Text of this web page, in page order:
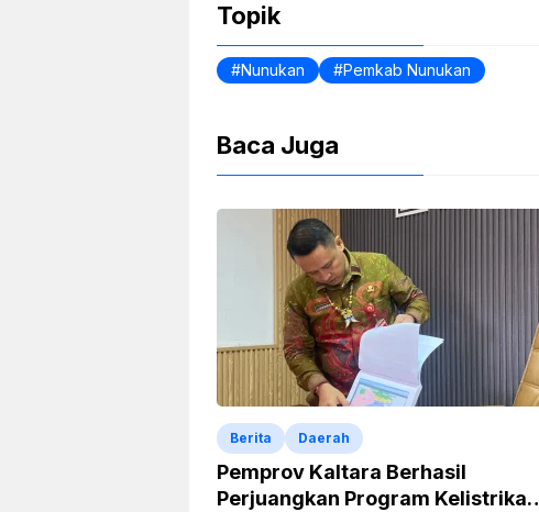
o
k
y
Topik
Nunukan Pemkab Nunukan
Baca Juga
Berita Daerah
Pemprov Kaltara Berhasil
Perjuangkan Program Kelistrikan